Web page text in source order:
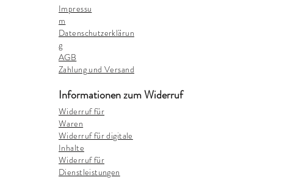
Impressu
m
Datenschutzerklärun
g
AGB
Zahlung und Versand
Informationen zum Widerruf
Widerruf für
Waren
Widerruf für digitale
Inhalte
Widerruf für
Dienstleistungen